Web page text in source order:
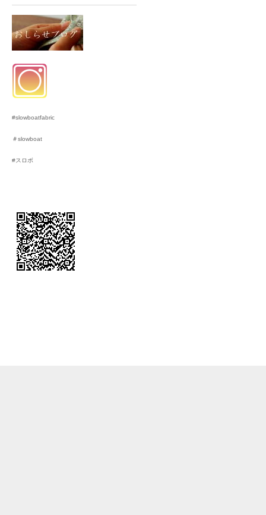
#slowboatfabric
＃slowboat
#スロボ